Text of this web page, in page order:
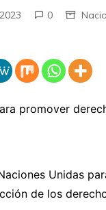
0
Unidas
de los